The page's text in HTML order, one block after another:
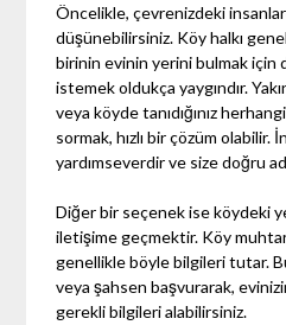
Öncelikle, çevrenizdeki
düşünebilirsiniz. Köy halkı
birinin evinin yerini bulmak için
istemek oldukça yaygındır.
veya köyde tanıdığınız
sormak, hızlı bir çözüm olabilir.
yardımseverdir ve size doğru
Diğer bir seçenek ise köydeki
iletişime geçmektir. Köy
genellikle böyle bilgileri tutar.
veya şahsen başvurarak,
gerekli bilgileri alabilirsiniz.